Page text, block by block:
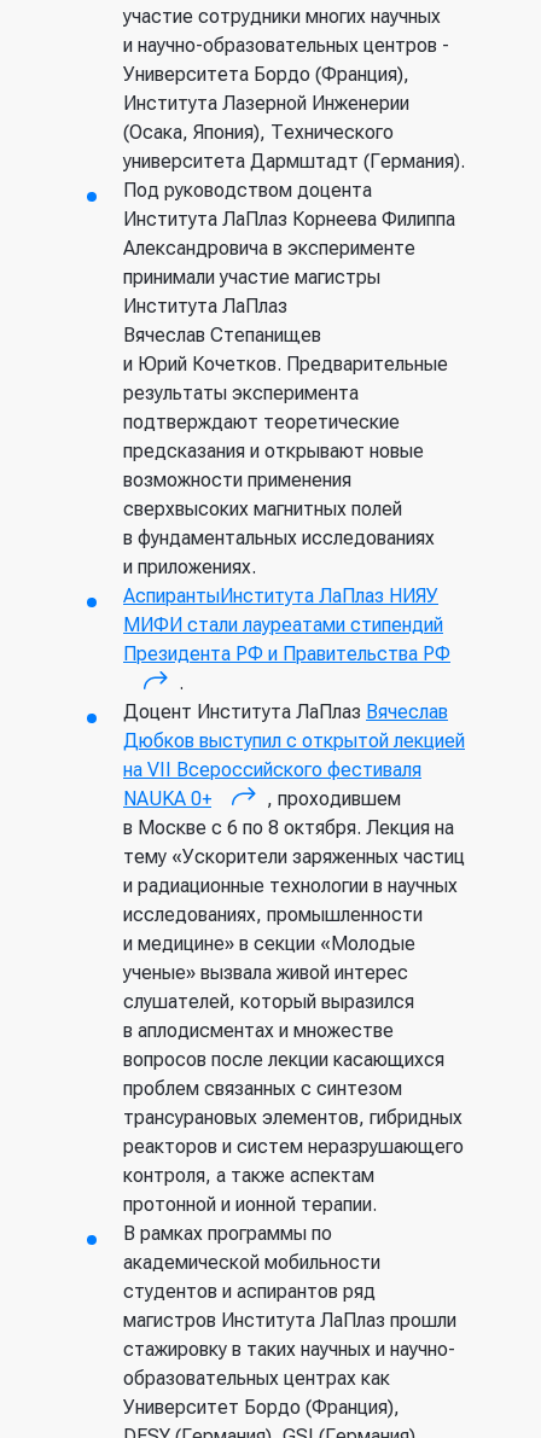
Объединенный институт
высоких температур РАН
Москва, Россия
Объединенный институт
ядерных исследований (ОИЯИ)
Дубна, Московская обл., Россия
Физический институт им. П.Н.
Лебедева Российской
академии наук
Москва, Россия
Российский федеральный
ядерный центр —
Всероссийский научно-
исследовательский институт
экспериментальной физики
Саров, Россия
The Bundesanstalt für
Materialforschung und -prüfung
(BAM)
Берлин, Германия
Всероссийский научно-
исследовательский Институт
физико-технических И
Радиотехнических Измерений
(ВНИИФТРИ)
Москва, Россия
Первый Московский
государственный
медицинский университет им.
И.М. Сеченова
Москва, Россия
Владимирский
государственный университет
им. Столетовых (ВлГУ)
участие сотрудники многих научных
и научно-образовательных центров -
Университета Бордо (Франция),
Института Лазерной Инженерии
(Осака, Япония), Технического
университета Дармштадт (Германия).
Под руководством доцента
Института ЛаПлаз Корнеева Филиппа
Александровича в эксперименте
принимали участие магистры
Института ЛаПлаз
Вячеслав Степанищев
и Юрий Кочетков. Предварительные
результаты эксперимента
подтверждают теоретические
предсказания и открывают новые
возможности применения
сверхвысоких магнитных полей
в фундаментальных исследованиях
и приложениях.
АспирантыИнститута ЛаПлаз НИЯУ
МИФИ стали лауреатами стипендий
Президента РФ и Правительства РФ
(внешняя ссылка)
.
Доцент Института ЛаПлаз Вячеслав
Дюбков выступил с открытой лекцией
на VII Всероссийского фестиваля
NAUKA 0+
(внешняя ссылка)
, проходившем
в Москве с 6 по 8 октября. Лекция на
тему «Ускорители заряженных частиц
и радиационные технологии в научных
исследованиях, промышленности
и медицине» в секции «Молодые
ученые» вызвала живой интерес
слушателей, который выразился
в аплодисментах и множестве
вопросов после лекции касающихся
проблем связанных с синтезом
трансурановых элементов, гибридных
реакторов и систем неразрушающего
контроля, а также аспектам
протонной и ионной терапии.
В рамках программы по
академической мобильности
студентов и аспирантов ряд
магистров Института ЛаПлаз прошли
стажировку в таких научных и научно-
образовательных центрах как
Университет Бордо (Франция),